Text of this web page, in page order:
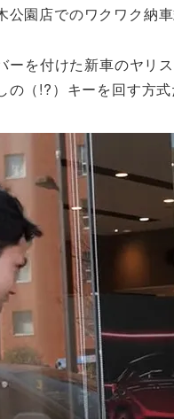
公園店でのワクワク
ーを付けた新車のヤリ
（!?）キーを回す方式